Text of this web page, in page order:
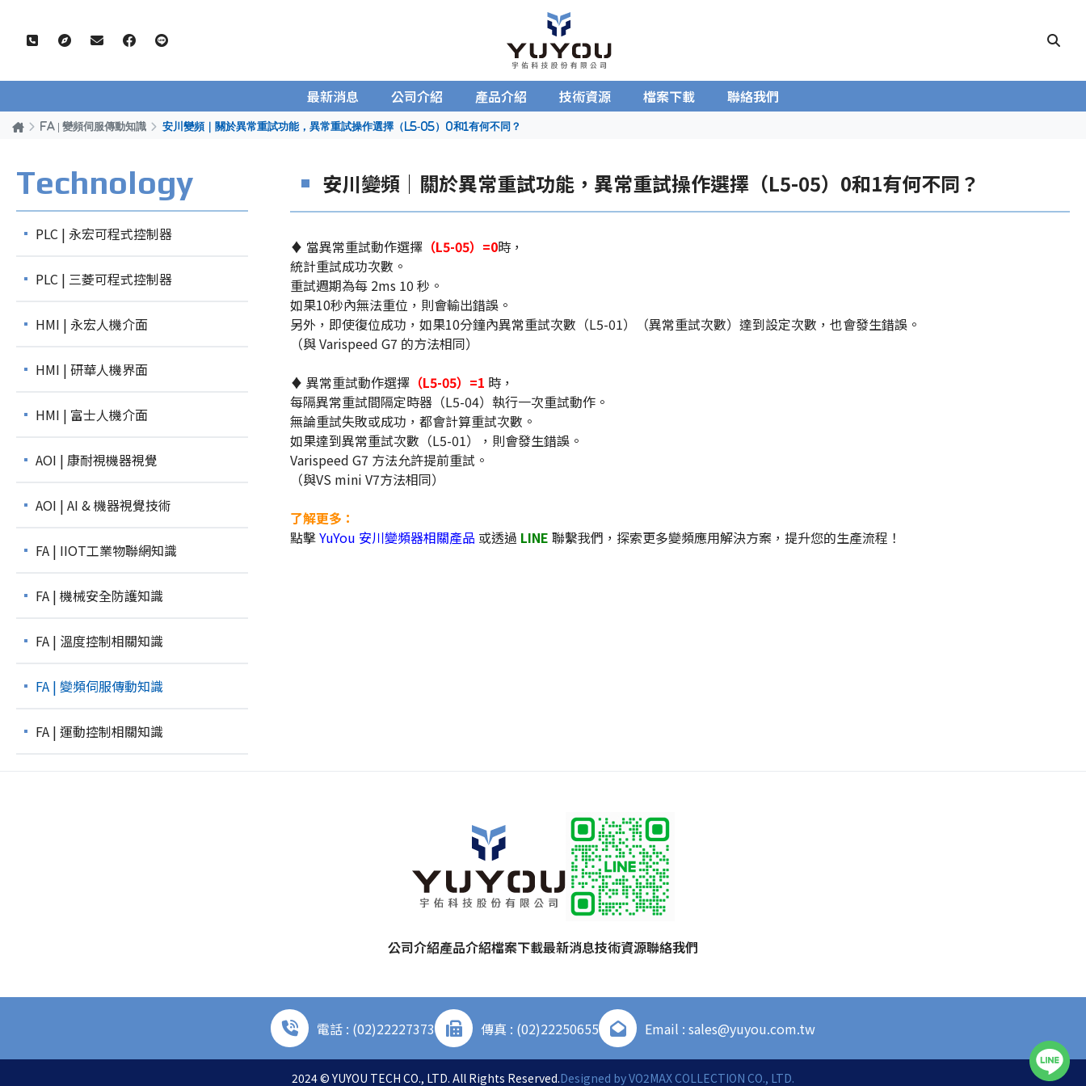
最新消息 公司介紹 產品介紹 技術資源 檔案下載 聯絡我們
FA | 變頻伺服傳動知識 安川變頻｜關於異常重試功能，異常重試操作選擇（L5-05）0和1有何不同？
Technology
PLC | 永宏可程式控制器
PLC | 三菱可程式控制器
HMI | 永宏人機介面
HMI | 研華人機界面
HMI | 富士人機介面
AOI | 康耐視機器視覺
AOI | AI & 機器視覺技術
FA | IIOT工業物聯網知識
FA | 機械安全防護知識
FA | 溫度控制相關知識
FA | 變頻伺服傳動知識
FA | 運動控制相關知識
安川變頻｜關於異常重試功能，異常重試操作選擇（L5-05）0和1有何不同？
♦ 當異常重試動作選擇 （L5-05）=0時，
統計重試成功次數。
重試週期為每 2ms 10 秒。
如果10秒內無法重位，則會輸出錯誤。
另外，即使復位成功，如果10分鐘內異常重試次數（L5-01）（異常重試次數）達到設定次數，也會發生錯誤。
（與 Varispeed G7 的方法相同）
♦ 異常重試動作選擇 （L5-05）=1 時，
每隔異常重試間隔定時器（L5-04）執行一次重試動作。
無論重試失敗或成功，都會計算重試次數。
如果達到異常重試次數（L5-01），則會發生錯誤。
Varispeed G7 方法允許提前重試。
（與VS mini V7方法相同）
了解更多：
點擊YuYou 安川變頻器相關產品 或透過 LINE 聯繫我們，探索更多變頻應用解決方案，提升您的生產流程！
公司介紹產品介紹檔案下載最新消息技術資源聯絡我們
電話 : (02)22227373 傳真 : (02)22250655 Email : sales@yuyou.com.tw
2024 © YUYOU TECH CO., LTD. All Rights Reserved.Designed byVO2MAX COLLECTION CO., LTD.